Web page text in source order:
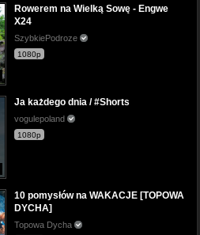
Rowerem na Wielką Sowę - Engwe
X24
SzybkiePodroze
1080p
Ja każdego dnia / #Shorts
vogulepoland
1080p
10 pomysłów na WAKACJE [TOPOWA
DYCHA]
Topowa Dycha